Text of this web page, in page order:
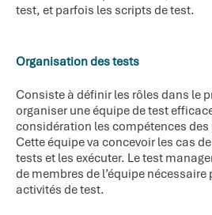
test, et parfois les scripts de test.
Organisation des tests
Consiste à définir les rôles dans le
organiser une équipe de test
considération les compétences
Cette équipe va concevoir les cas
tests et les exécuter. Le test
de membres de l’équipe
activités de test.